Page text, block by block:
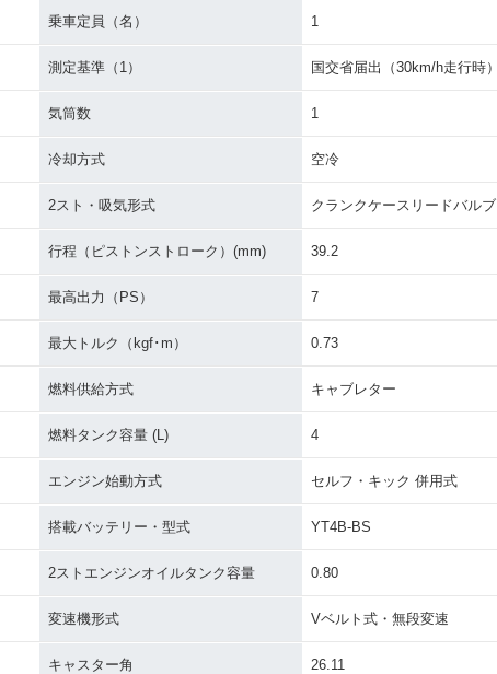
乗車定員（名） 1
測定基準（1） 国交省届出（30km/h走行時）
気筒数 1
冷却方式 空冷
2スト・吸気形式 クランクケースリードバルブ
行程（ピストンストローク）(mm) 39.2
最高出力（PS） 7
最大トルク（kgf･m） 0.73
燃料供給方式 キャブレター
燃料タンク容量 (L) 4
エンジン始動方式 セルフ・キック 併用式
搭載バッテリー・型式 YT4B-BS
2ストエンジンオイルタンク容量 0.80
変速機形式 Vベルト式・無段変速
キャスター角 26.11